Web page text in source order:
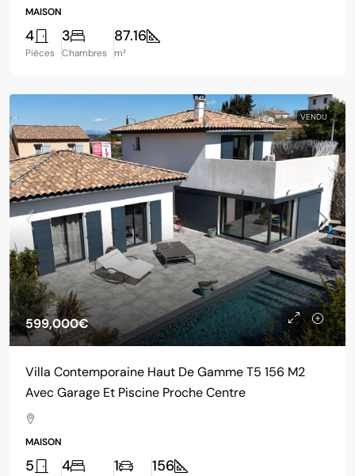
MAISON
4
Pièces
3
Chambres
87.16
m²
VENDU
599,000€
Villa Contemporaine Haut De Gamme T5 156 M2
Avec Garage Et Piscine Proche Centre
MAISON
5 4 1 156